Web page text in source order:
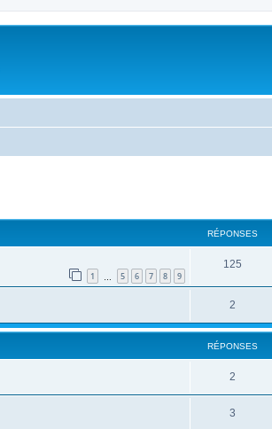
RÉPONSES
1 5 6 7 8 9
125
2
RÉPONSES
2
3